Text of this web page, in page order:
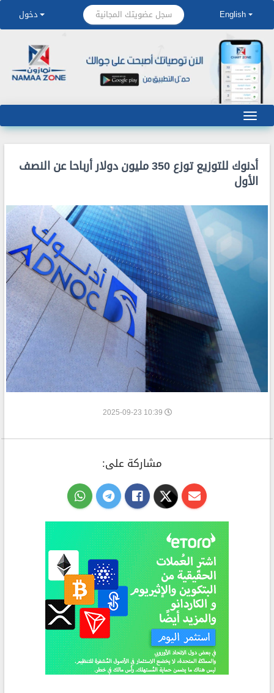
English سجل عضويتك المجانية دخول
أدنوك للتوزيع توزع 350 مليون دولار أرباحا عن النصف
الأول
مشاركة على: